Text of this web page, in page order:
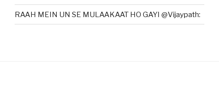
RAAH MEIN UN SE MULAAKAAT HO GAYI @Vijaypath: